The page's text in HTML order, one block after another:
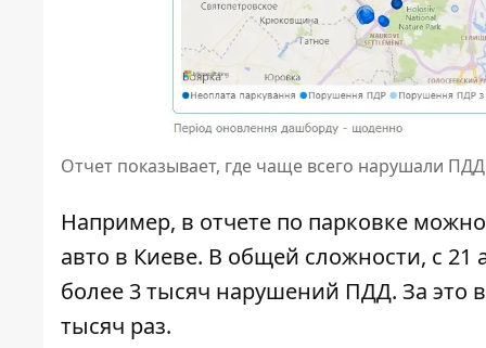
Отчет показывает, где чаще всего нарушали
Например, в отчете по парковке
авто в Киеве. В общей сложности, с
более 3 тысяч нарушений ПДД. За это
тысяч раз.